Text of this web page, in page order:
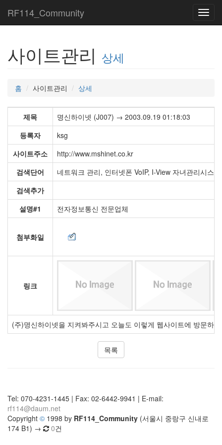
RF114_Community
사이트관리 상세
홈 사이트관리 상세
제목
명신하이넷 (J007) → 2003.09.19 01:18:03
등록자
ksg
사이트주소
http://www.mshinet.co.kr
검색단어
네트워크 관리, 인터넷폰 VoIP, I-View 자녀관리시스
검색추가
설명#1
전자정보통신 전문업체
첨부화일
링크
(주)명신하이넷을 지켜봐주시고 오늘도 이렇게 웹사이트에 방문하
목록
Tel: 070-4231-1445 | Fax: 02-6442-9941 | E-mail:
rf114@daum.net
Copyright © 1998 by RF114_Community (서울시 중랑구 신내로
174 B1) →
0건